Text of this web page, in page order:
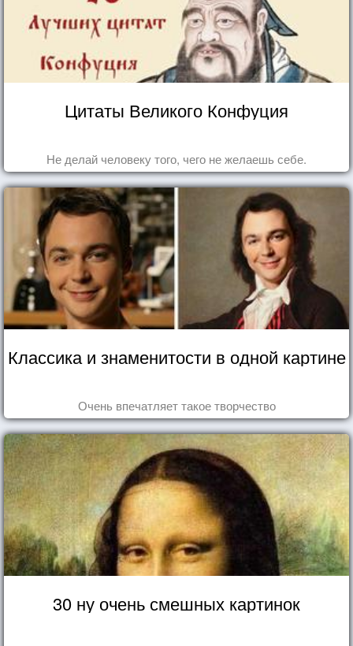
Цитаты Великого Конфуция
Не делай человеку того, чего не желаешь себе.
Классика и знаменитости в одной картине
Очень впечатляет такое творчество
30 ну очень смешных картинок